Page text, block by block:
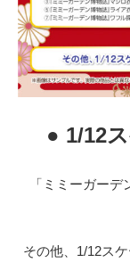
● 1/12
「ミミーガー
その他、1/12ス